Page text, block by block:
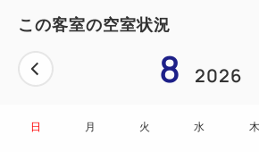
この客室の空室状況
8 2026
日 月 火 水 木